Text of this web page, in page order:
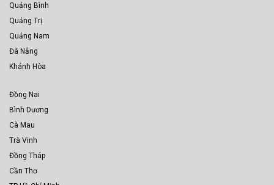
Quảng Bình
Quảng Trị
Quảng Nam
Đà Nẵng
Khánh Hòa
Đồng Nai
Bình Dương
Cà Mau
Trà Vinh
Đồng Tháp
Cần Thơ